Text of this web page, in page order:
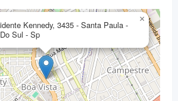
Kennedy, 3435 - Santa Paula -
Sul - Sp
×